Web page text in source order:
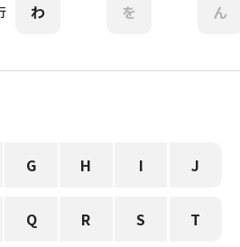
わ を ん
G H I J
Q R S T